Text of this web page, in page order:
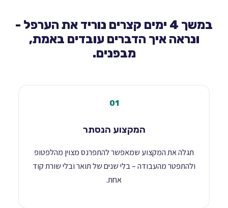
במשך 4 ימים קצרים נוריד את הערפל -
ונראה איך הדברים עובדים באמת,
מבפנים.
המקצוע הנסתר
תגלה את המקצוע שמאפשר להתפרנס מצוין מהלפטופ
ולהתפטר מהעבודה – בלי שנים של תואר ובלי שורת קוד